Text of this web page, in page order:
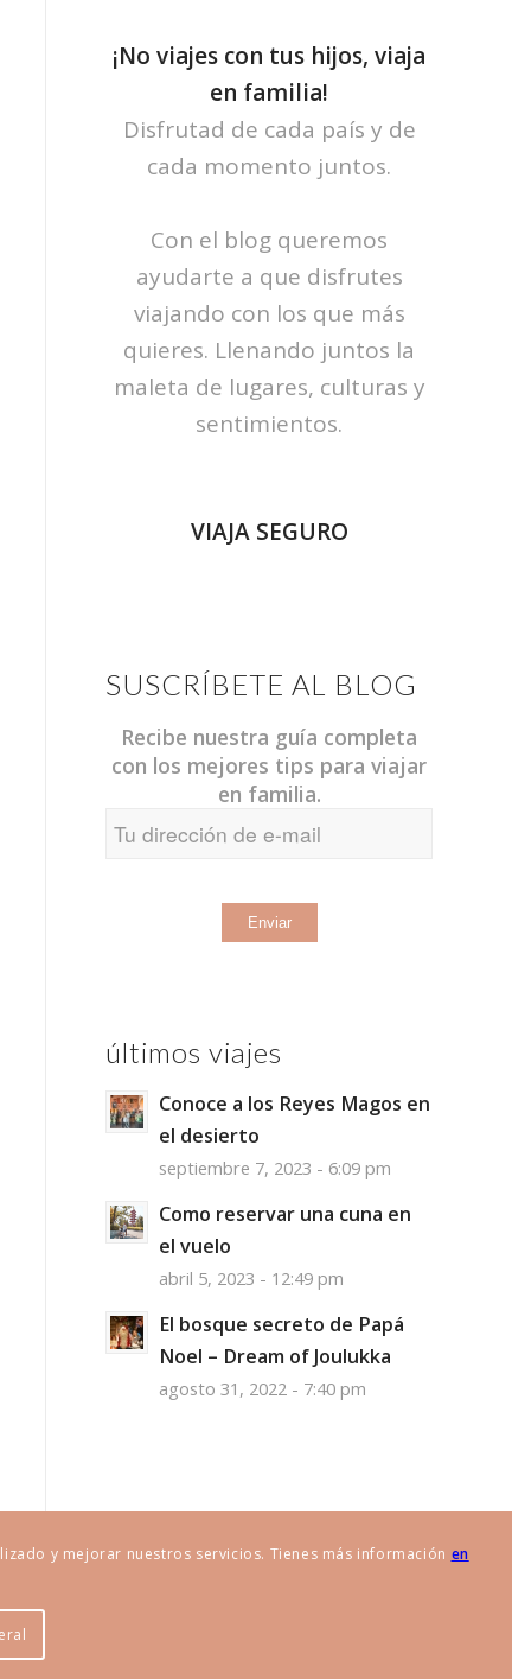
¡No viajes con tus hijos, viaja
en familia!
Disfrutad de cada país y de
cada momento juntos.
Con el blog queremos
ayudarte a que disfrutes
viajando con los que más
quieres. Llenando juntos la
maleta de lugares, culturas y
sentimientos.
VIAJA SEGURO
SUSCRÍBETE AL BLOG
Recibe nuestra guía completa
con los mejores tips para viajar
en familia.
últimos viajes
Conoce a los Reyes Magos en
el desierto
septiembre 7, 2023 - 6:09 pm
Como reservar una cuna en
el vuelo
abril 5, 2023 - 12:49 pm
El bosque secreto de Papá
Noel – Dream of Joulukka
agosto 31, 2022 - 7:40 pm
y mejorar nuestros servicios. Tienes más información en